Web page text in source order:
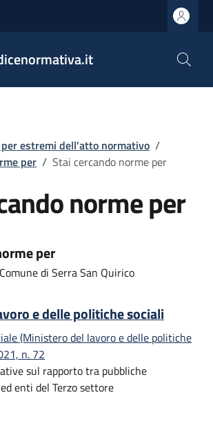
pane
per estremi dell'atto normativo /
per / Stai cercando norme per
norme per
per
Comune di Serra San Quirico
e delle politiche sociali
(Ministero del lavoro e delle politiche
n. 72
sul rapporto tra pubbliche
enti del Terzo settore